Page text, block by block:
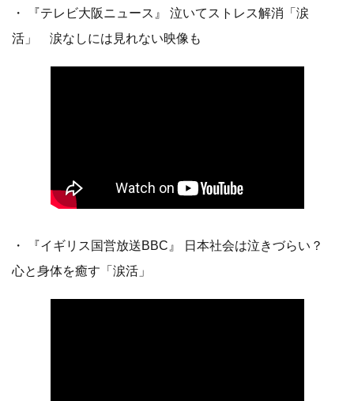
・ 『テレビ大阪ニュース』 泣いてストレス解消「涙
活」 涙なしには見れない映像も
・ 『イギリス国営放送BBC』 日本社会は泣きづらい？
心と身体を癒す「涙活」